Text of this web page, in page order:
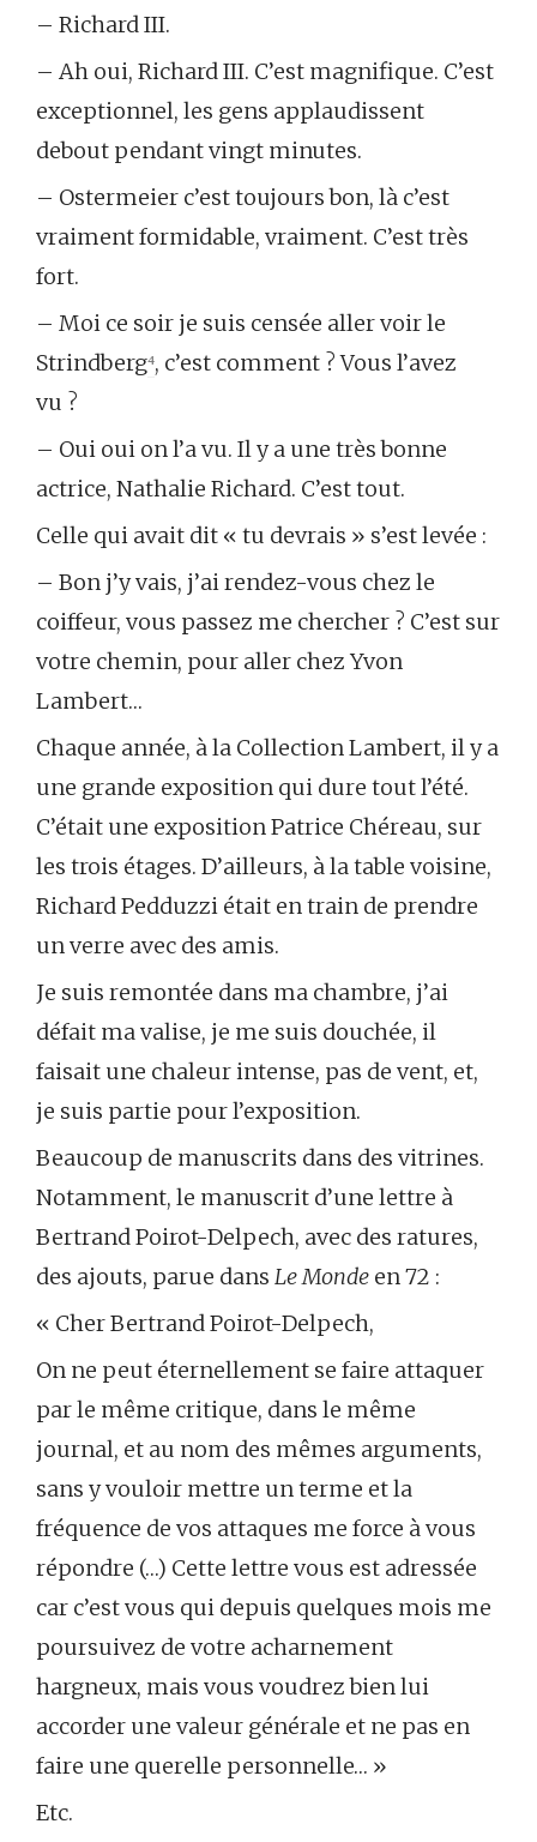
– Richard III.
– Ah oui, Richard III. C’est magnifique. C’est
exceptionnel, les gens applaudissent
debout pendant vingt minutes.
– Ostermeier c’est toujours bon, là c’est
vraiment formidable, vraiment. C’est très
fort.
– Moi ce soir je suis censée aller voir le
Strindberg⁴, c’est comment ? Vous l’avez
vu ?
– Oui oui on l’a vu. Il y a une très bonne
actrice, Nathalie Richard. C’est tout.
Celle qui avait dit « tu devrais » s’est levée :
– Bon j’y vais, j’ai rendez-vous chez le
coiffeur, vous passez me chercher ? C’est sur
votre chemin, pour aller chez Yvon
Lambert…
Chaque année, à la Collection Lambert, il y a
une grande exposition qui dure tout l’été.
C’était une exposition Patrice Chéreau, sur
les trois étages. D’ailleurs, à la table voisine,
Richard Pedduzzi était en train de prendre
un verre avec des amis.
Je suis remontée dans ma chambre, j’ai
défait ma valise, je me suis douchée, il
faisait une chaleur intense, pas de vent, et,
je suis partie pour l’exposition.
Beaucoup de manuscrits dans des vitrines.
Notamment, le manuscrit d’une lettre à
Bertrand Poirot-Delpech, avec des ratures,
des ajouts, parue dans Le Monde en 72 :
« Cher Bertrand Poirot-Delpech,
On ne peut éternellement se faire attaquer
par le même critique, dans le même
journal, et au nom des mêmes arguments,
sans y vouloir mettre un terme et la
fréquence de vos attaques me force à vous
répondre (…) Cette lettre vous est adressée
car c’est vous qui depuis quelques mois me
poursuivez de votre acharnement
hargneux, mais vous voudrez bien lui
accorder une valeur générale et ne pas en
faire une querelle personnelle… »
Etc.